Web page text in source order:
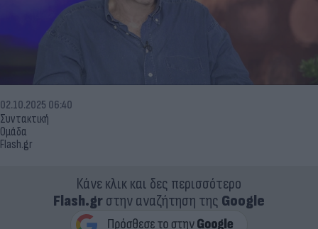
Συντακτική
Ομάδα
Flash.gr
02.10.2025 06:40
Κάνε κλικ και δες περισσότερο
Flash.grστην αναζήτηση της Google